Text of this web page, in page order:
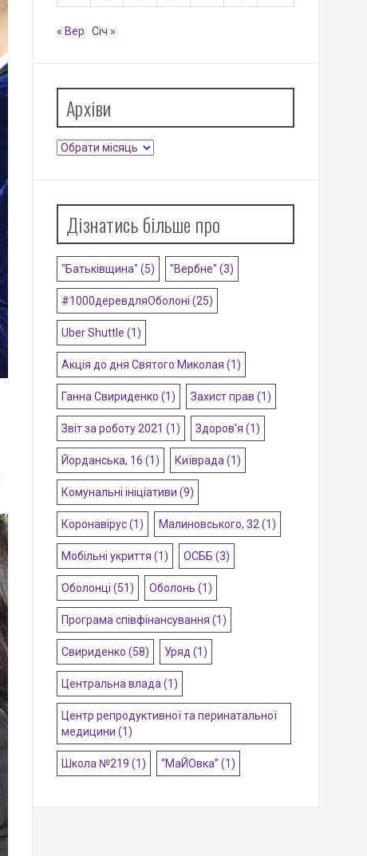
« Вер Січ »
Архіви
Архіви
Дізнатись більше про
"Батьківщина" (5) "Вербне" (3)
#1000деревдляОболоні (25)
Uber Shuttle (1)
Акція до дня Святого Миколая (1)
Ганна Свириденко (1) Захист прав (1)
Звіт за роботу 2021 (1) Здоров'я (1)
Йорданська, 16 (1) Київрада(1)
Комунальні ініціативи (9)
Коронавірус(1) Малиновського, 32(1)
Мобільні укриття (1) ОСББ (3)
Оболонці (51) Оболонь (1)
Програма співфінансування (1)
Свириденко (58) Уряд (1)
Центральна влада(1)
Центр репродуктивної та перинатальної
медицини (1)
Школа №219 (1) “МаЙОвка” (1)